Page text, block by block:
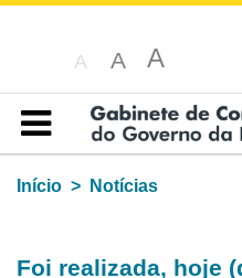
A A A
Índice
Início
Notícias
Foi realizada, hoje